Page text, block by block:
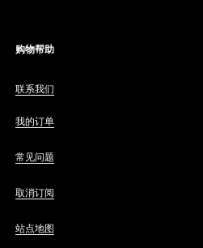
购物帮助
联系我们
我的订单
常见问题
取消订阅
站点地图